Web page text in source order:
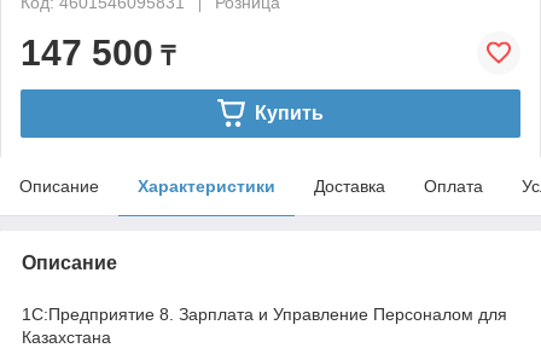
147 500 ₸
Купить
Описание Характеристики Доставка Оплата
Описание
1С:Предприятие 8. Зарплата и Управление Персоналом для
Казахстана